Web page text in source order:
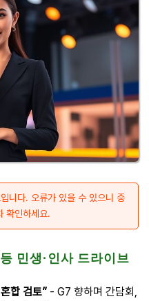
니다. 오류가 있을 수 있으니 중
확인하세요.
민생·인사 드라이브
합 검토” - G7 향하며 간담회,